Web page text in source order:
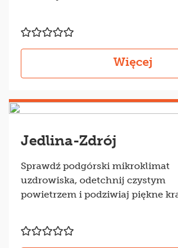
Więcej
Jedlina-Zdrój
Sprawdź podgórski mikroklimat
uzdrowiska, odetchnij czystym
powietrzem i podziwiaj piękne